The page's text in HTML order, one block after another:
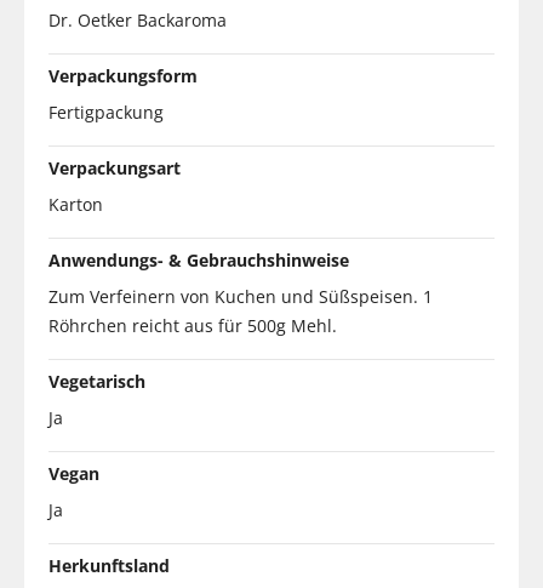
Dr. Oetker Backaroma
Verpackungsform
Fertigpackung
Verpackungsart
Karton
Anwendungs- & Gebrauchshinweise
Zum Verfeinern von Kuchen und Süßspeisen. 1
Röhrchen reicht aus für 500g Mehl.
Vegetarisch
Ja
Vegan
Ja
Herkunftsland